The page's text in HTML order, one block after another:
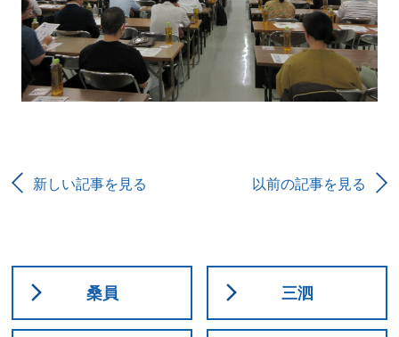
新しい記事を見る 以前の記事を見る
桑員 三泗